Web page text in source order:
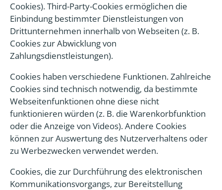
Cookies). Third-Party-Cookies ermöglichen die
Einbindung bestimmter Dienstleistungen von
Drittunternehmen innerhalb von Webseiten (z. B.
Cookies zur Abwicklung von
Zahlungsdienstleistungen).
Cookies haben verschiedene Funktionen. Zahlreiche
Cookies sind technisch notwendig, da bestimmte
Webseitenfunktionen ohne diese nicht
funktionieren würden (z. B. die Warenkorbfunktion
oder die Anzeige von Videos). Andere Cookies
können zur Auswertung des Nutzerverhaltens oder
zu Werbezwecken verwendet werden.
Cookies, die zur Durchführung des elektronischen
Kommunikationsvorgangs, zur Bereitstellung